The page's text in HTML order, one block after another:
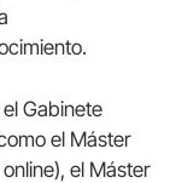
el Gabinete
el Máster
el Máster